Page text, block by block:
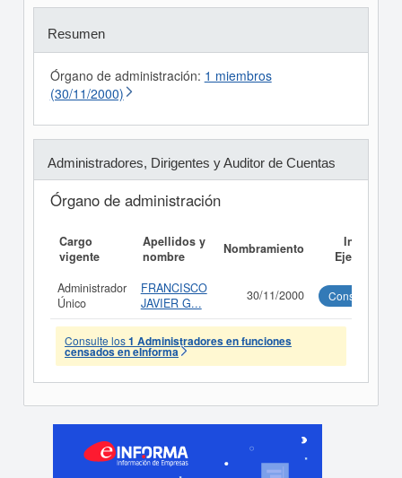
Resumen
Órgano de administración: 1 miembros
(30/11/2000)
Administradores, Dirigentes y Auditor de Cuentas
Órgano de administración
Cargo
vigente
Apellidos y
nombre
Nombramiento
Informe
Ejecutivo
Administrador
Único
FRANCISCO
JAVIER G...
30/11/2000 Consultar
Consulte los1 Administradores en funciones
censados en eInforma